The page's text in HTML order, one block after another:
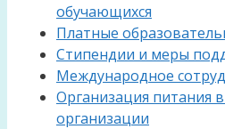
обучающихся
Платные
Стипендии и меры
Международное
Организация питания
организации